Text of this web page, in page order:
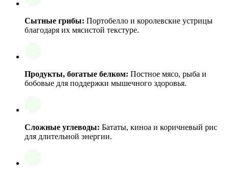
Сытные грибы: Портобелло и королевские устрицы
благодаря их мясистой текстуре.
Продукты, богатые белком: Постное мясо, рыба и
бобовые для поддержки мышечного здоровья.
Сложные углеводы: Бататы, киноа и коричневый рис
для длительной энергии.